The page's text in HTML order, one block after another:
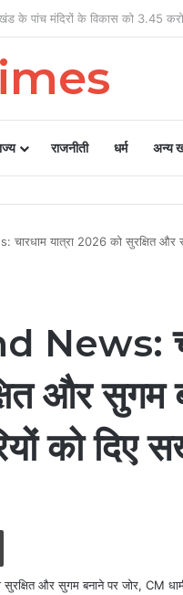
12 वर्षों में 456 पत्रकारों को
राजनीती धर्म अन्य
यात्रा 2026 को सुरक्षित और
और सुगम
को दिए
Print